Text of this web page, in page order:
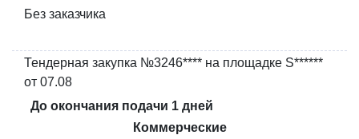
Без заказчика
Тендерная закупка №3246**** на площадке S******
от 07.08
До окончания подачи 1 дней
Коммерческие